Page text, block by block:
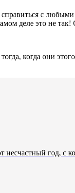
с любыми
деле это не
когда они
несчастный год, с